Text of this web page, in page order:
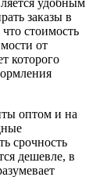
удобным
заказы в
стоимость
от
которого
оптом и на
срочность
дешевле, в